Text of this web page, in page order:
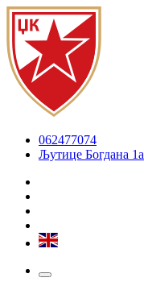
062477074
Љутице Богдана 1а